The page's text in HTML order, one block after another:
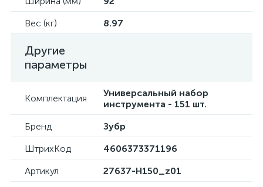
Вес (кг)
8.97
Другие
параметры
Комплектация
Универсальный набор
инструмента - 151 шт.
Бренд
Зубр
ШтрихКод
4606373371196
Артикул
27637-H150_z01